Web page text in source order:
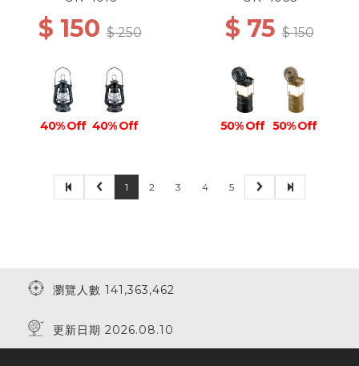
$ 150$ 250
40% Off 40% Off
$ 75$ 150
50% Off 50% Off
1 2 3 4 5
瀏覽人數 141,363,462
更新日期 2026.08.10